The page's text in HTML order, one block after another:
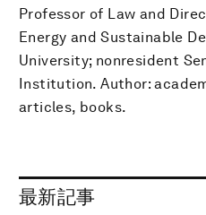
Professor of Law and
Energy and Sustainable
University; nonresident
Institution. Author:
articles, books.
最新記事